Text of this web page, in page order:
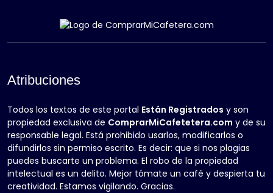
Atribuciones
Todos los textos de este portal Están Registrados y son
propiedad exclusiva de ComprarMiCafetetera.com y de su
responsable legal. Está prohibido usarlos, modificarlos o
difundirlos sin permiso escrito. Es decir: que si nos plagias
puedes buscarte un problema. El robo de la propiedad
intelectual es un delito. Mejor tómate un café y despierta tu
creatividad. Estamos vigilando. Gracias.